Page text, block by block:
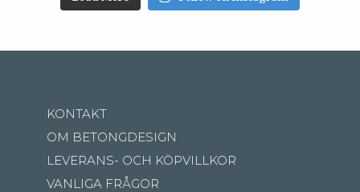
KONTAKT
OM BETONGDESIGN
LEVERANS- OCH KÖPVILLKOR
VANLIGA FRÅGOR